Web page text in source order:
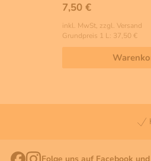
7,50 €
inkl. MwSt, zzgl. Versand
Grundpreis 1 L: 37,50 €